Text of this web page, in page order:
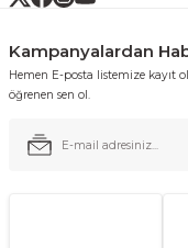
Kampanyalardan
Hemen E-posta listemize kayıt
öğrenen sen ol.